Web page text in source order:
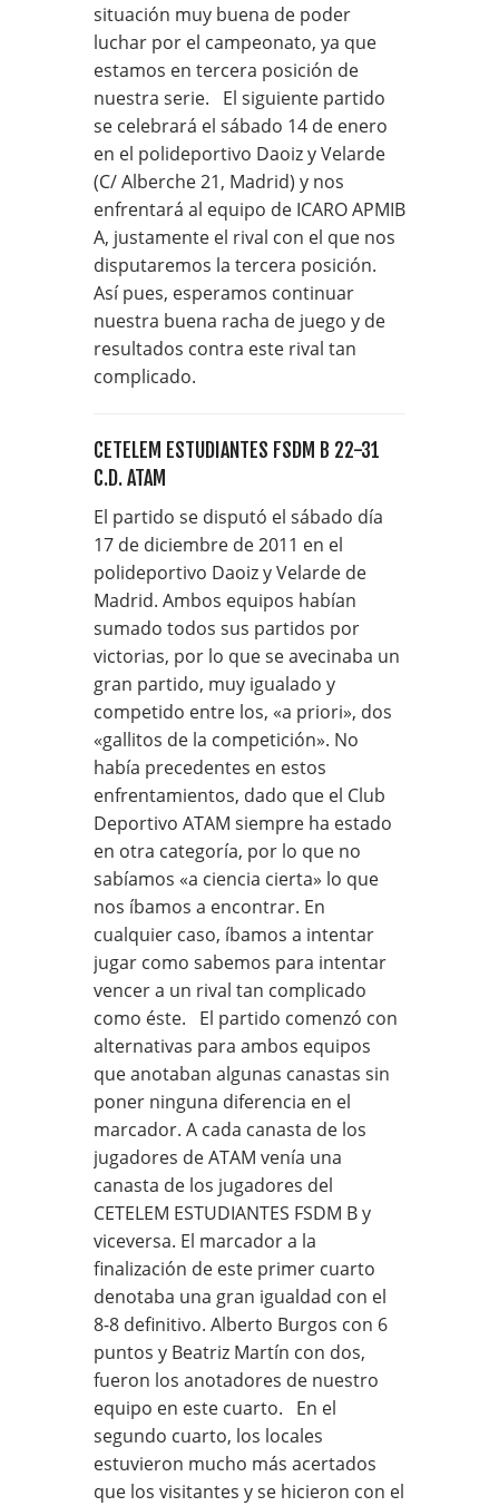
situación muy buena de poder
luchar por el campeonato, ya que
estamos en tercera posición de
nuestra serie. El siguiente partido
se celebrará el sábado 14 de enero
en el polideportivo Daoiz y Velarde
(C/ Alberche 21, Madrid) y nos
enfrentará al equipo de ICARO APMIB
A, justamente el rival con el que nos
disputaremos la tercera posición.
Así pues, esperamos continuar
nuestra buena racha de juego y de
resultados contra este rival tan
complicado.
CETELEM ESTUDIANTES FSDM B 22-31
C.D. ATAM
El partido se disputó el sábado día
17 de diciembre de 2011 en el
polideportivo Daoiz y Velarde de
Madrid. Ambos equipos habían
sumado todos sus partidos por
victorias, por lo que se avecinaba un
gran partido, muy igualado y
competido entre los, «a priori», dos
«gallitos de la competición». No
había precedentes en estos
enfrentamientos, dado que el Club
Deportivo ATAM siempre ha estado
en otra categoría, por lo que no
sabíamos «a ciencia cierta» lo que
nos íbamos a encontrar. En
cualquier caso, íbamos a intentar
jugar como sabemos para intentar
vencer a un rival tan complicado
como éste. El partido comenzó con
alternativas para ambos equipos
que anotaban algunas canastas sin
poner ninguna diferencia en el
marcador. A cada canasta de los
jugadores de ATAM venía una
canasta de los jugadores del
CETELEM ESTUDIANTES FSDM B y
viceversa. El marcador a la
finalización de este primer cuarto
denotaba una gran igualdad con el
8-8 definitivo. Alberto Burgos con 6
puntos y Beatriz Martín con dos,
fueron los anotadores de nuestro
equipo en este cuarto. En el
segundo cuarto, los locales
estuvieron mucho más acertados
que los visitantes y se hicieron con el